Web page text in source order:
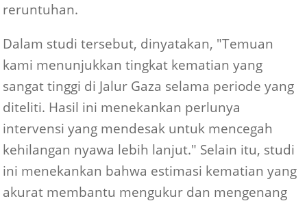
reruntuhan.
Dalam studi tersebut, dinyatakan, "Temuan
kami menunjukkan tingkat kematian yang
sangat tinggi di Jalur Gaza selama periode yang
diteliti. Hasil ini menekankan perlunya
intervensi yang mendesak untuk mencegah
kehilangan nyawa lebih lanjut." Selain itu, studi
ini menekankan bahwa estimasi kematian yang
akurat membantu mengukur dan mengenang